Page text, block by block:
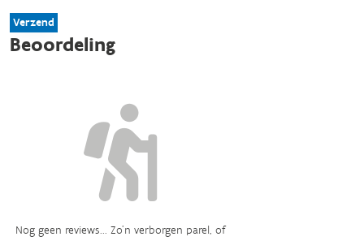
Verzend
Beoordeling
Nog geen reviews... Zo’n verborgen parel, of